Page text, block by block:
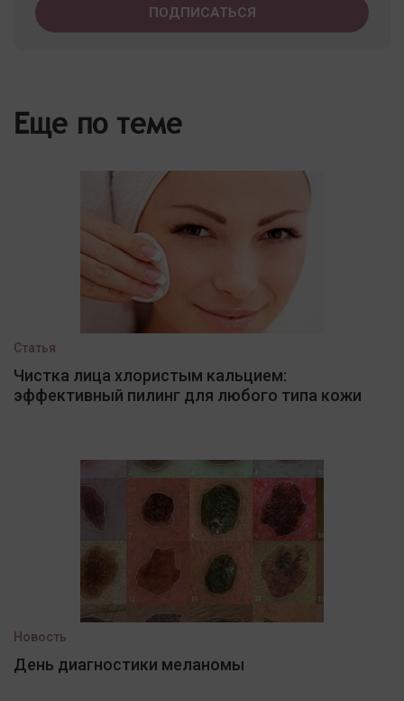
Еще по теме
Статья
Чистка лица хлористым кальцием:
эффективный пилинг для любого типа кожи
Новость
День диагностики меланомы